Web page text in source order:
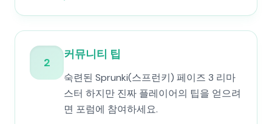
2
커뮤니티 팁
숙련된 Sprunki(스프런키) 페이즈 3 리마
스터 하지만 진짜 플레이어의 팁을 얻으려
면 포럼에 참여하세요.